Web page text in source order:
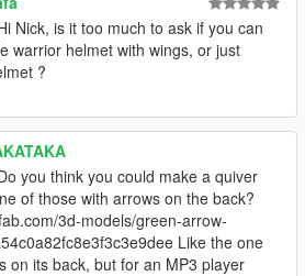
Nick, is it too much to ask if you can
warrior helmet with wings, or just
?
you think you could make a quiver
of those with arrows on the back?
3d-models/green-arrow-
Like the one
on its back, but for an MP3 player